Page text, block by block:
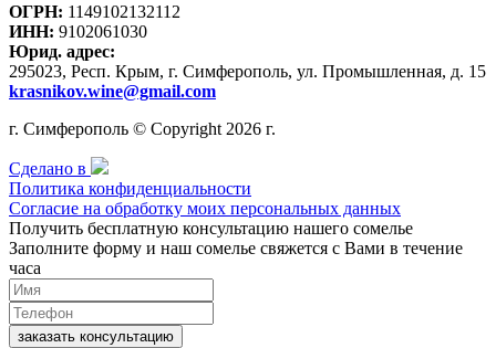
ОГРН: 1149102132112
ИНН: 9102061030
Юрид. адрес:
295023, Респ. Крым, г. Симферополь, ул. Промышленная, д. 15
krasnikov.wine@gmail.com
г. Симферополь © Copyright 2026 г.
Сделано в
Политика конфиденциальности
Согласие на обработку моих персональных данных
Получить бесплатную консультацию нашего сомелье
Заполните форму и наш сомелье свяжется с Вами в течение
часа
заказать консультацию